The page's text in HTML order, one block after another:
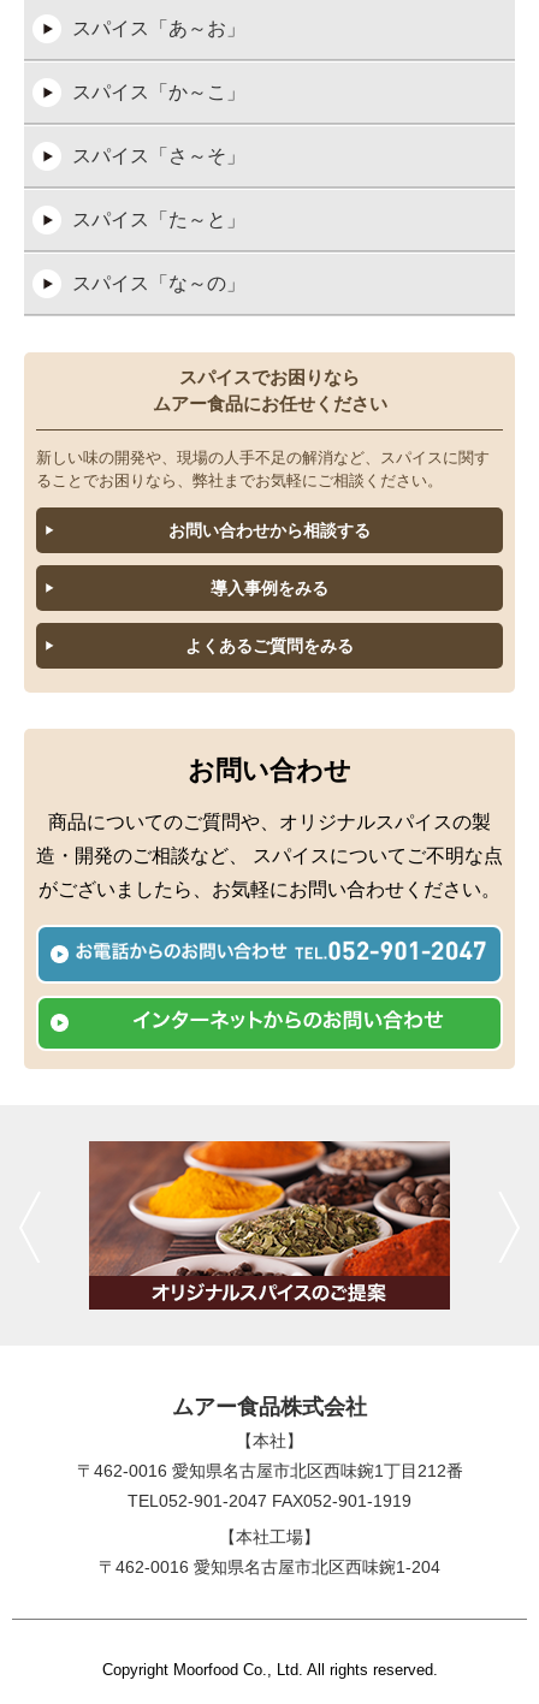
スパイス「あ～お」
スパイス「か～こ」
スパイス「さ～そ」
スパイス「た～と」
スパイス「な～の」
スパイス「ま～も」
スパイス「や～よ」
スパイス「ら～ろ」
スパイス「わ～ん」
液体・ペースト
ミックススパイス
スパイスでお困りなら
ムアー食品にお任せください
新しい味の開発や、現場の人手不足の解消など、スパイスに関す
ることでお困りなら、弊社までお気軽にご相談ください。
お問い合わせから相談する
導入事例をみる
よくあるご質問をみる
お問い合わせ
商品についてのご質問や、オリジナルスパイスの製
造・開発のご相談など、
スパイスについてご不明な点
がございましたら、お気軽にお問い合わせください。
ムアー食品株式会社
【本社】
〒462-0016 愛知県名古屋市北区西味鋺1丁目212番
TEL052-901-2047 FAX052-901-1919
【本社工場】
〒462-0016 愛知県名古屋市北区西味鋺1-204
Copyright Moorfood Co., Ltd. All rights reserved.